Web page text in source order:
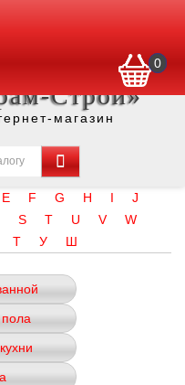
0
Строй»
магазин
E F G H I
J
S T U V
W
Т У Ш